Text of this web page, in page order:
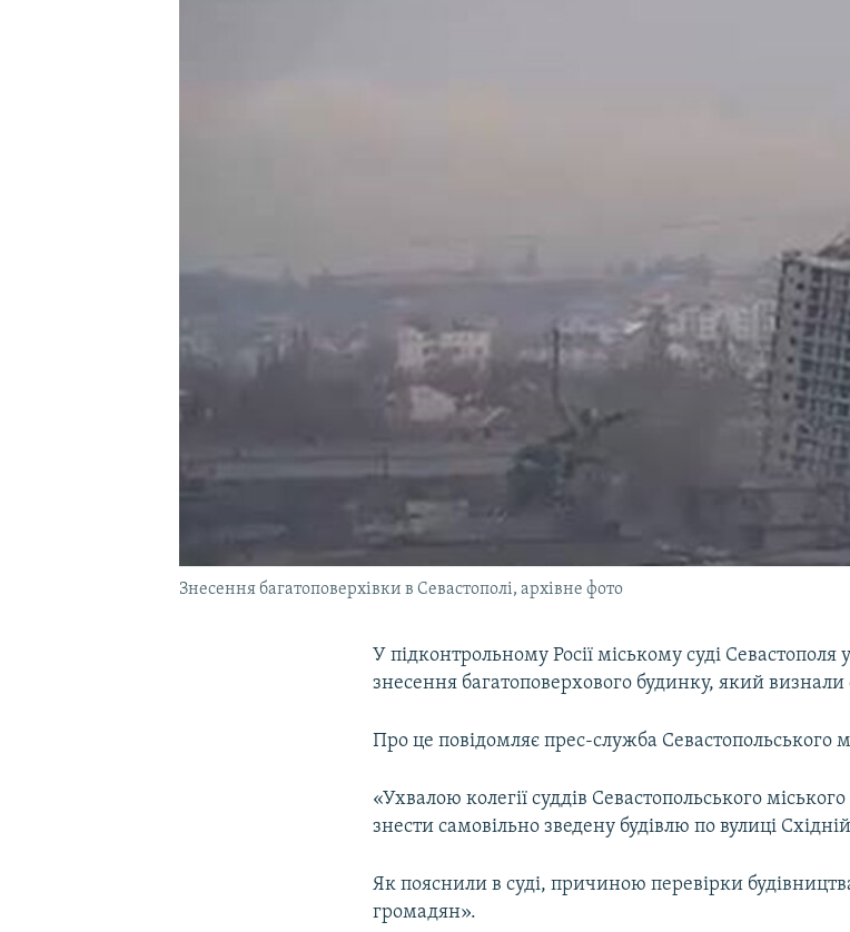
Знесення багатоповерхівки в Севастополі, архівне фото
У підконтрольному Росії міському суді
знесення багатоповерхового будинку, який
Про це повідомляє прес-служба Севастопольського
«Ухвалою колегії суддів Севастопольського
знести самовільно зведену будівлю по вулиці
Як пояснили в суді, причиною перевірки
громадян».